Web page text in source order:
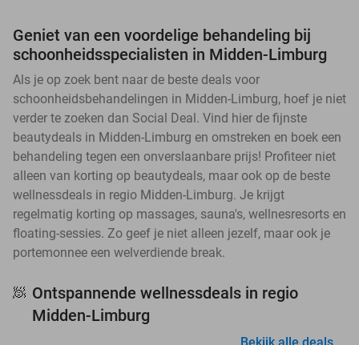
Geniet van een voordelige behandeling bij
schoonheidsspecialisten in Midden-Limburg
Als je op zoek bent naar de beste deals voor
schoonheidsbehandelingen in Midden-Limburg, hoef je niet
verder te zoeken dan Social Deal. Vind hier de fijnste
beautydeals in Midden-Limburg en omstreken en boek een
behandeling tegen een onverslaanbare prijs! Profiteer niet
alleen van korting op beautydeals, maar ook op de beste
wellnessdeals in regio Midden-Limburg. Je krijgt
regelmatig korting op massages, sauna's, wellnesresorts en
floating-sessies. Zo geef je niet alleen jezelf, maar ook je
portemonnee een welverdiende break.
🧖 Ontspannende wellnessdeals in regio
Midden-Limburg
Bekijk alle deals